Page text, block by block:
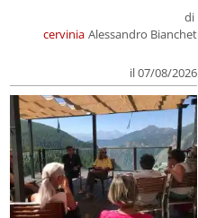
cervinia
di
Alessandro Bianchet
il 07/08/2026